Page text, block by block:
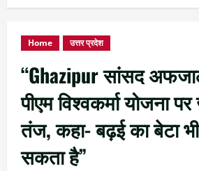
Home उत्तर प्रदेश
“Ghazipur सांसद
पीएम विश्वकर्मा योजना
तंज, कहा- बढ़ई का बेटा
सकता है”